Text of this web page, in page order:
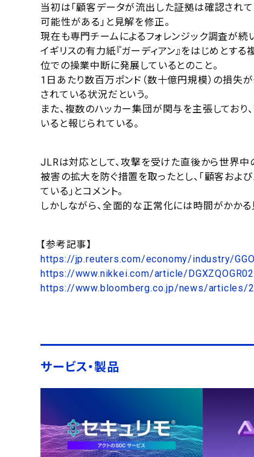
当初は「顧客データが流出した証拠は確認され
可能性がある」と見解を修正。
現在も専門チームによるフォレンジック調査が続
イギリスの有力紙『ガーディアン』をはじめとす
位での操業中断に発展しているとのこと。
1日あたり数百万ポンド（数十億円規模）の損失
されている状況だという。
また、複数のハッカー集団が関与を主張しており
いると報じられている。
JLRは対応として、攻撃を受けた直後から世界中
被害の拡大を防ぐ措置を取ったとし、「顧客およ
ている」とコメント。
しかしながら、全面的な正常化には時間がかかる
【参考記事】
https://jp.reuters.com/economy/industry/
https://www.nikkei.com/article/
https://www.bloomberg.co.jp/news/articles/
サービス・製品